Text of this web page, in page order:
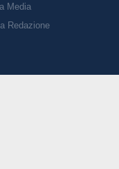
Media
Redazione